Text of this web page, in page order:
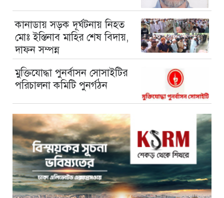
কানাডায় সড়ক দূর্ঘটনায় নিহত
মোঃ ইস্তিনাব মাহির শেষ বিদায়,
দাফন সম্পন্ন
মুক্তিযোদ্ধা পুনর্বাসন সোসাইটির
পরিচালনা কমিটি পুনর্গঠন